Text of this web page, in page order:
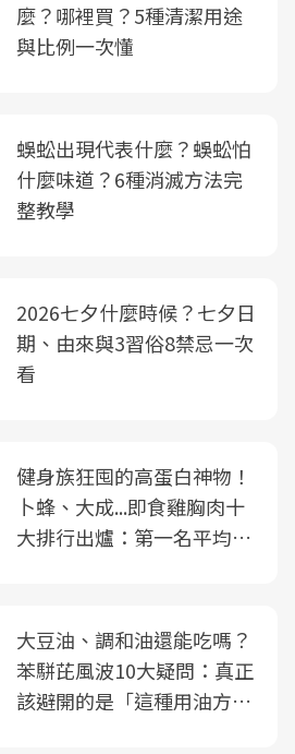
麼？哪裡買？5種清潔用途
與比例一次懂
蜈蚣出現代表什麼？蜈蚣怕
什麼味道？6種消滅方法完
整教學
2026七夕什麼時候？七夕日
期、由來與3習俗8禁忌一次
看
健身族狂囤的高蛋白神物！
卜蜂、大成...即食雞胸肉十
大排行出爐：第一名平均一
大豆油、調和油還能吃嗎？
苯駢芘風波10大疑問：真正
該避開的是「這種用油方